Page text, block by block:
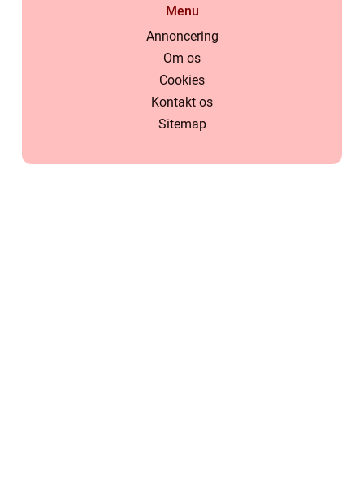
Menu
Annoncering
Om os
Cookies
Kontakt os
Sitemap